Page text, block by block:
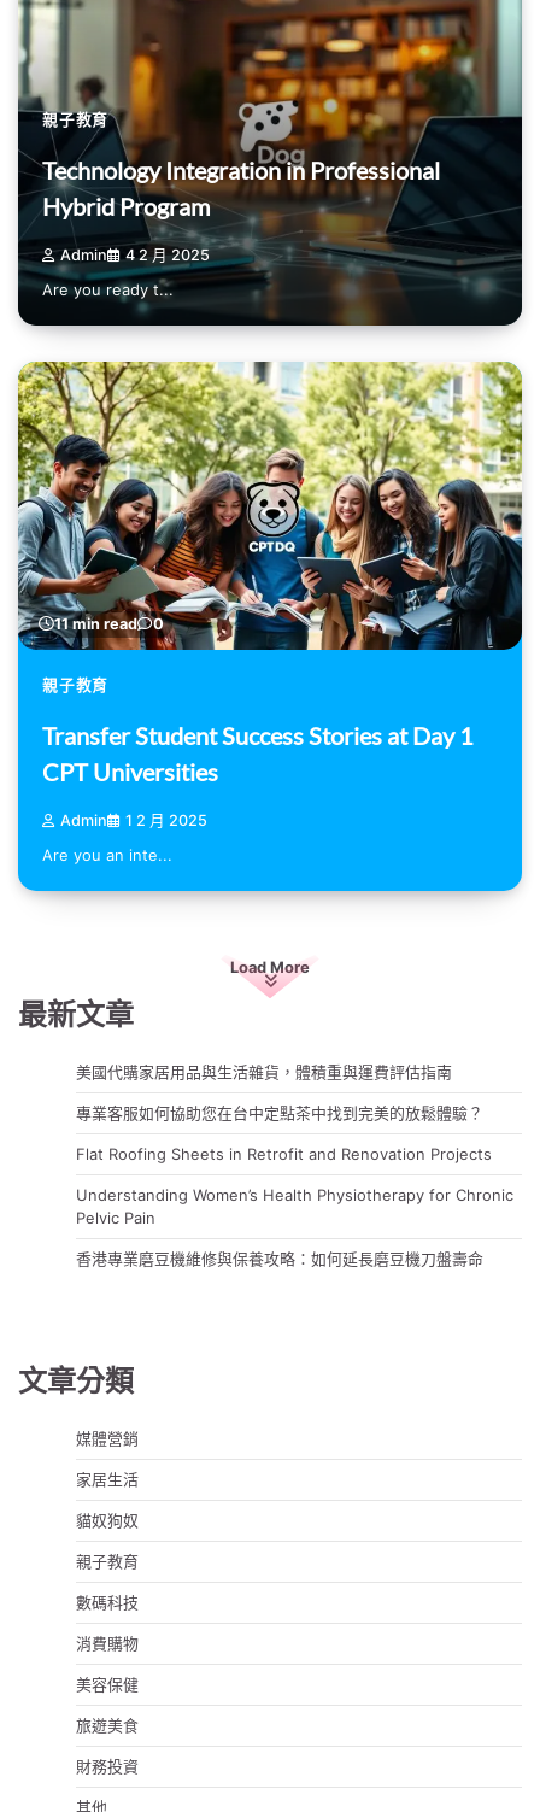
親子教育
Technology Integration in Professional
Hybrid Program
Admin 4 2 月 2025
Are you ready t...
11 min read 0
親子教育
Transfer Student Success Stories at Day 1
CPT Universities
Admin 1 2 月 2025
Are you an inte...
Load More
最新文章
美國代購家居用品與生活雜貨，體積重與運費評估指南
專業客服如何協助您在台中定點茶中找到完美的放鬆體驗？
Flat Roofing Sheets in Retrofit and Renovation Projects
Understanding Women’s Health Physiotherapy for Chronic
Pelvic Pain
香港專業磨豆機維修與保養攻略：如何延長磨豆機刀盤壽命
文章分類
媒體營銷
家居生活
貓奴狗奴
親子教育
數碼科技
消費購物
美容保健
旅遊美食
財務投資
其他